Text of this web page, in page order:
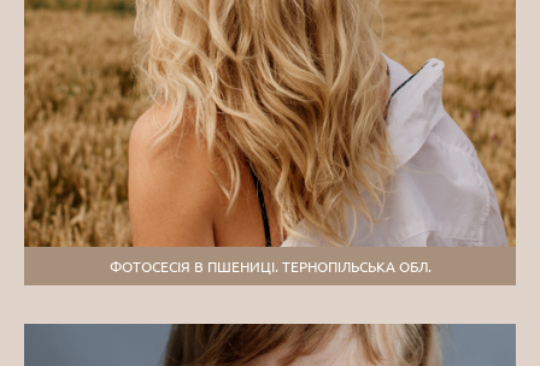
ФОТОСЕСІЯ В ПШЕНИЦІ. ТЕРНОПІЛЬСЬКА ОБЛ.